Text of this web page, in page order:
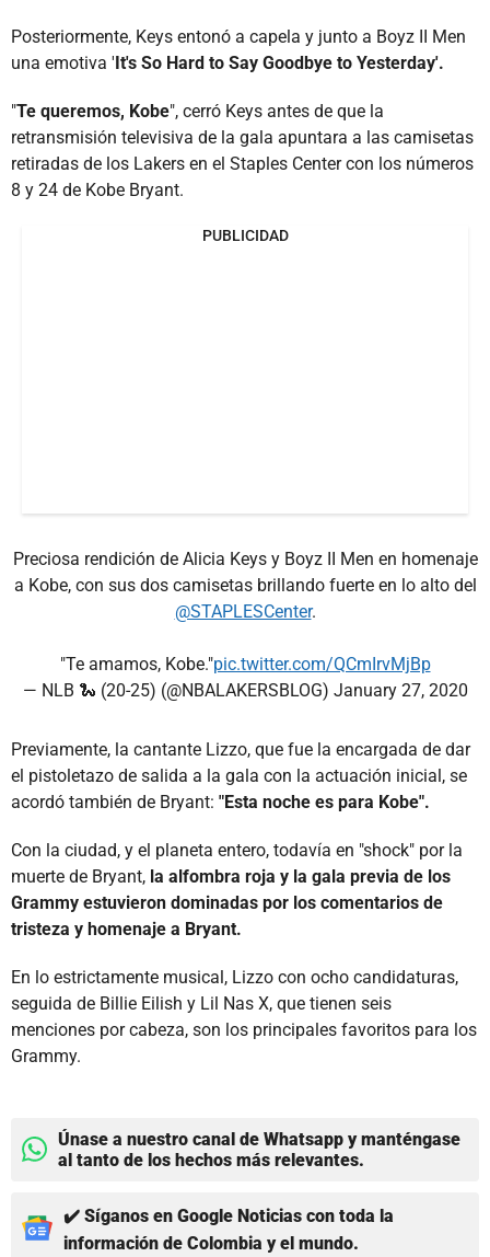
Posteriormente, Keys entonó a capela y junto a Boyz II Men
una emotiva 'It's So Hard to Say Goodbye to Yesterday'.
"Te queremos, Kobe", cerró Keys antes de que la
retransmisión televisiva de la gala apuntara a las camisetas
retiradas de los Lakers en el Staples Center con los números
8 y 24 de Kobe Bryant.
PUBLICIDAD
Preciosa rendición de Alicia Keys y Boyz II Men en homenaje
a Kobe, con sus dos camisetas brillando fuerte en lo alto del
@STAPLESCenter.
"Te amamos, Kobe."pic.twitter.com/QCmIrvMjBp
— NLB 🐍 (20-25) (@NBALAKERSBLOG) January 27, 2020
Previamente, la cantante Lizzo, que fue la encargada de dar
el pistoletazo de salida a la gala con la actuación inicial, se
acordó también de Bryant: "Esta noche es para Kobe".
Con la ciudad, y el planeta entero, todavía en "shock" por la
muerte de Bryant, la alfombra roja y la gala previa de los
Grammy estuvieron dominadas por los comentarios de
tristeza y homenaje a Bryant.
En lo estrictamente musical, Lizzo con ocho candidaturas,
seguida de Billie Eilish y Lil Nas X, que tienen seis
menciones por cabeza, son los principales favoritos para los
Grammy.
Únase a nuestro canal de Whatsapp y manténgase
al tanto de los hechos más relevantes.
✔️ Síganos en Google Noticias con toda la
información de Colombia y el mundo.